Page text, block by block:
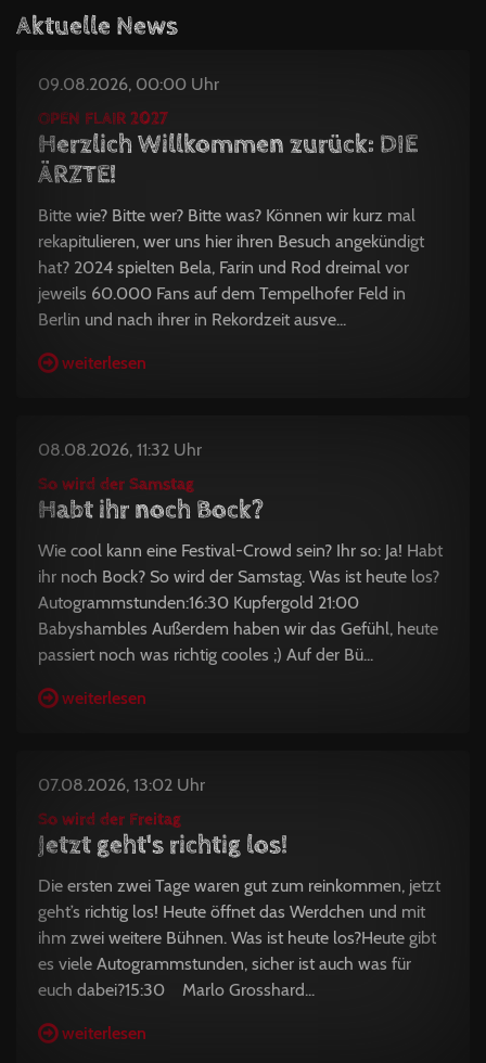
Aktuelle News
09.08.2026, 00:00 Uhr
OPEN FLAIR 2027
Herzlich Willkommen zurück: DIE
ÄRZTE!
Bitte wie? Bitte wer? Bitte was? Können wir kurz mal
rekapitulieren, wer uns hier ihren Besuch angekündigt
hat? 2024 spielten Bela, Farin und Rod dreimal vor
jeweils 60.000 Fans auf dem Tempelhofer Feld in
Berlin und nach ihrer in Rekordzeit ausve...
weiterlesen
08.08.2026, 11:32 Uhr
So wird der Samstag
Habt ihr noch Bock?
Wie cool kann eine Festival-Crowd sein? Ihr so: Ja! Habt
ihr noch Bock? So wird der Samstag. Was ist heute los?
Autogrammstunden:16:30 Kupfergold 21:00
Babyshambles Außerdem haben wir das Gefühl, heute
passiert noch was richtig cooles ;) Auf der Bü...
weiterlesen
07.08.2026, 13:02 Uhr
So wird der Freitag
Jetzt geht's richtig los!
Die ersten zwei Tage waren gut zum reinkommen, jetzt
geht’s richtig los! Heute öffnet das Werdchen und mit
ihm zwei weitere Bühnen. Was ist heute los?Heute gibt
es viele Autogrammstunden, sicher ist auch was für
euch dabei?15:30 Marlo Grosshard...
weiterlesen